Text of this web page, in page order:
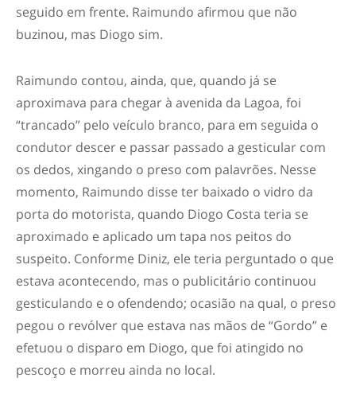
seguido em frente. Raimundo afirmou que não
buzinou, mas Diogo sim.
Raimundo contou, ainda, que, quando já se
aproximava para chegar à avenida da Lagoa, foi
“trancado” pelo veículo branco, para em seguida o
condutor descer e passar passado a gesticular com
os dedos, xingando o preso com palavrões. Nesse
momento, Raimundo disse ter baixado o vidro da
porta do motorista, quando Diogo Costa teria se
aproximado e aplicado um tapa nos peitos do
suspeito. Conforme Diniz, ele teria perguntado o que
estava acontecendo, mas o publicitário continuou
gesticulando e o ofendendo; ocasião na qual, o preso
pegou o revólver que estava nas mãos de “Gordo” e
efetuou o disparo em Diogo, que foi atingido no
pescoço e morreu ainda no local.